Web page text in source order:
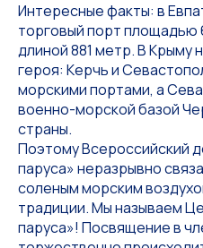
Интересные факты: в
торговый порт площадью
длиной 881 метр. В Крыму
героя: Керчь и
морскими портами, а
военно-морской базой
страны.
Поэтому Всероссийский
паруса» неразрывно
соленым морским
традиции. Мы называем
паруса»! Посвящение в